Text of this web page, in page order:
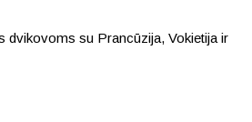
dvikovoms su Prancūzija, Vokietija ir